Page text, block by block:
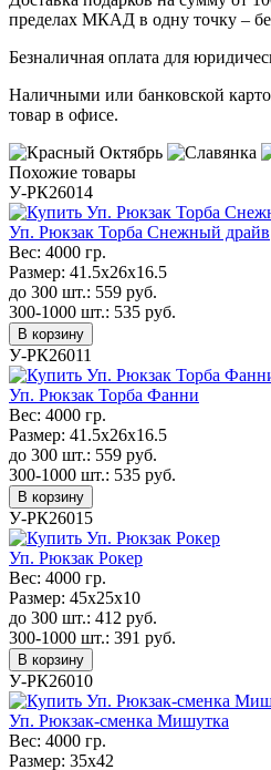
пределах МКАД в одну точку –
Безналичная оплата для
Наличными или банковской
товар в офисе.
Похожие товары
У-РК26014
Уп. Рюкзак Торба Снежный драйв
Вес: 4000 гр.
Размер: 41.5х26х16.5
до 300 шт.: 559 руб.
300-1000 шт.: 535 руб.
В корзину
У-РК26011
Уп. Рюкзак Торба Фанни
Вес: 4000 гр.
Размер: 41.5х26х16.5
до 300 шт.: 559 руб.
300-1000 шт.: 535 руб.
В корзину
У-РК26015
Уп. Рюкзак Рокер
Вес: 4000 гр.
Размер: 45х25х10
до 300 шт.: 412 руб.
300-1000 шт.: 391 руб.
В корзину
У-РК26010
Уп. Рюкзак-сменка Мишутка
Вес: 4000 гр.
Размер: 35х42